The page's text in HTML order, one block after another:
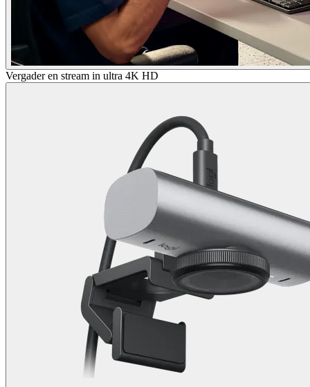
Vergader en stream in ultra 4K HD